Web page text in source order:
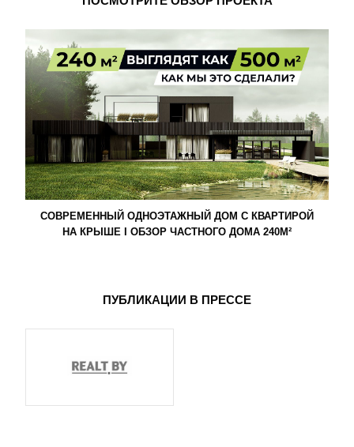
СОВРЕМЕННЫЙ ОДНОЭТАЖНЫЙ ДОМ С КВАРТИРОЙ
НА КРЫШЕ I ОБЗОР ЧАСТНОГО ДОМА 240М²
ПУБЛИКАЦИИ В ПРЕССЕ